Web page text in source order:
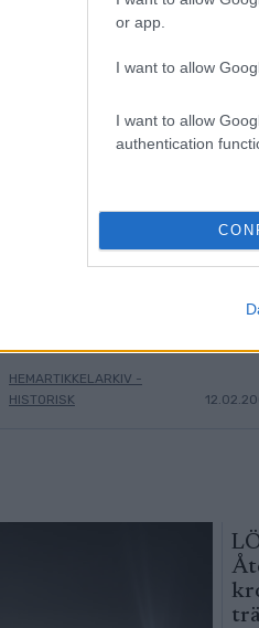
or app.
I want to allow
I want to allow
authentication
Trivs som frontfigur
HEMARTIKKELARKIV -
HISTORISK